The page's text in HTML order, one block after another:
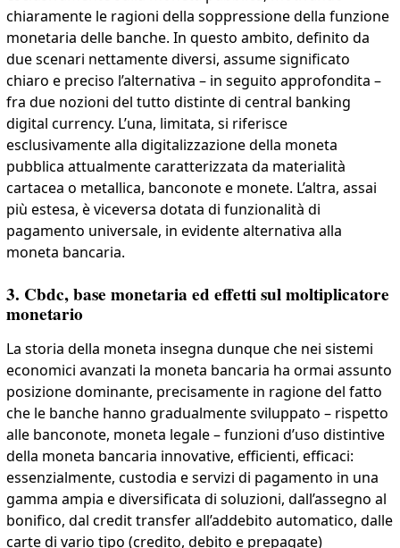
chiaramente le ragioni della soppressione della funzione
monetaria delle banche. In questo ambito, definito da
due scenari nettamente diversi, assume significato
chiaro e preciso l’alternativa – in seguito approfondita –
fra due nozioni del tutto distinte di central banking
digital currency. L’una, limitata, si riferisce
esclusivamente alla digitalizzazione della moneta
pubblica attualmente caratterizzata da materialità
cartacea o metallica, banconote e monete. L’altra, assai
più estesa, è viceversa dotata di funzionalità di
pagamento universale, in evidente alternativa alla
moneta bancaria.
3. Cbdc, base monetaria ed effetti sul moltiplicatore
monetario
La storia della moneta insegna dunque che nei sistemi
economici avanzati la moneta bancaria ha ormai assunto
posizione dominante, precisamente in ragione del fatto
che le banche hanno gradualmente sviluppato – rispetto
alle banconote, moneta legale – funzioni d’uso distintive
della moneta bancaria innovative, efficienti, efficaci:
essenzialmente, custodia e servizi di pagamento in una
gamma ampia e diversificata di soluzioni, dall’assegno al
bonifico, dal credit transfer all’addebito automatico, dalle
carte di vario tipo (credito, debito e prepagate)